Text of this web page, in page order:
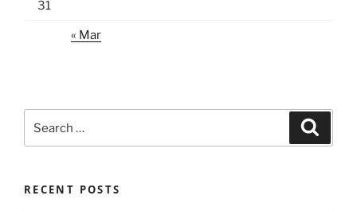
31
« Mar
for:
RECENT POSTS